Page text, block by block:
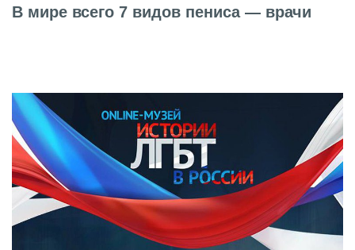
В мире всего 7 видов пениса — врачи